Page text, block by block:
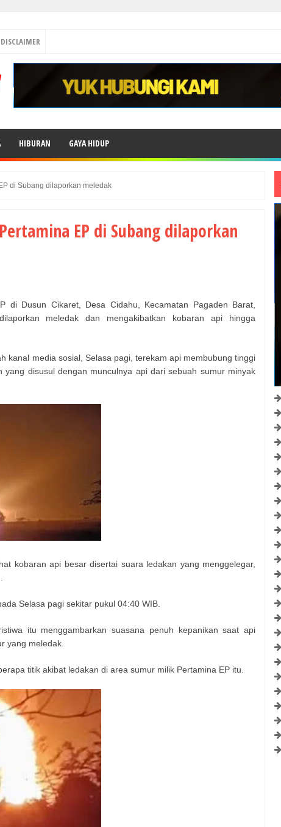
DISCLAIMER
HIBURAN GAYA HIDUP
di Subang dilaporkan meledak
EP di Subang dilaporkan
di Dusun Cikaret, Desa Cidahu, Kecamatan Pagaden Barat,
meledak dan mengakibatkan kobaran api hingga
kanal media sosial, Selasa pagi, terekam api membubung tinggi
yang disusul dengan munculnya api dari sebuah sumur minyak
kobaran api besar disertai suara ledakan yang menggelegar,
Selasa pagi sekitar pukul 04:40 WIB.
itu menggambarkan suasana penuh kepanikan saat api
yang meledak.
titik akibat ledakan di area sumur milik Pertamina EP itu.